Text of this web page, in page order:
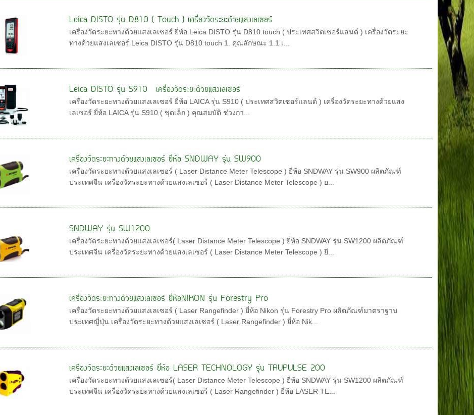
Leica DISTO รุ่น D810 ( Touch ) เครื่องวัดระยะด้วยแสงเลเซอร์
เครื่องวัดระยะทางด้วยแสงเลเซอร์ ยี่ห้อ Leica DISTO รุ่น D810 touch ( ประเทศสวิตเซอร์แลนด์ ) เครื่องวัดระยะ
ทางด้วยแสงเลเซอร์ Leica DISTO รุ่น D810 touch 1. คุณลักษณะ 1.1 เ...
Leica DISTO รุ่น S910 เครื่องวัดระยะด้วยแสงเลเซอร์
เครื่องวัดระยะทางด้วยแสงเลเซอร์ ยี่ห้อ LAICA รุ่น S910 ( ประเทศสวิตเซอร์แลนด์ ) เครื่องวัดระยะทางด้วยแสง
เลเซอร์ ยี่ห้อ LAICA รุ่น S910 ( ชุดเล็ก ) คุณสมบัติ ช่วงกา...
เครื่องวัดระยะทางด้วยแสงเลเซอร์ ยี่ห้อ SNDWAY รุ่น SW900
เครื่องวัดระยะทางด้วยแสงเลเซอร์ ( Laser Distance Meter Telescope ) ยี่ห้อ SNDWAY รุ่น SW900 ผลิตภัณฑ์
ประเทศจีน เครื่องวัดระยะทางด้วยแสงเลเซอร์ ( Laser Distance Meter Telescope ) ย...
SNDWAY รุ่น SW1200
เครื่องวัดระยะทางด้วยแสงเลเซอร์( Laser Distance Meter Telescope ) ยี่ห้อ SNDWAY รุ่น SW1200 ผลิตภัณฑ์
ประเทศจีน เครื่องวัดระยะทางด้วยแสงเลเซอร์ ( Laser Distance Meter Telescope ) ยี...
เครื่องวัดระยะทางด้วยแสงเลเซอร์ ยี่ห้อNIKON รุ่น Forestry Pro
เครื่องวัดระยะทางด้วยแสงเลเซอร์ ( Laser Rangefinder ) ยี่ห้อ Nikon รุ่น Forestry Pro ผลิตภัณฑ์มาตราฐาน
ประเทศญี่ปุ่น เครื่องวัดระยะทางด้วยแสงเลเซอร์ ( Laser Rangefinder ) ยี่ห้อ Nik...
เครื่องวัดระยะด้วยแสงเลเซอร์ ยี่ห้อ LASER TECHNOLOGY รุ่น TRUPULSE 200
เครื่องวัดระยะทางด้วยแสงเลเซอร์( Laser Distance Meter Telescope ) ยี่ห้อ SNDWAY รุ่น SW1200 ผลิตภัณฑ์
ประเทศจีน เครื่องวัดระยะทางด้วยแสงเลเซอร์ ( Laser Rangefinder ) ยี่ห้อ LASER TE...